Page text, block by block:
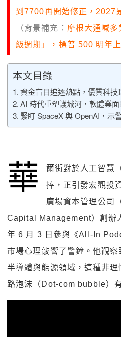
到7700再開始修正，2027
（背景補充： 摩根大通喊
級週期」，標普 500 明年
本文目錄
資金盲目追逐熱點，優質科技
AI 時代重塑護城河，軟體業
緊盯 SpaceX 與 OpenAI，示
華
爾街對於人工智慧
捧，正引發宏觀投
廣場資本管理公司
Capital Management）創辦
年 6 月 3 日參與《All-In
市場心理敲響了警鐘。他觀察
半導體與能源領域，這種非
路泡沫（Dot-com bubble）